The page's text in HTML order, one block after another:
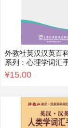
外教社英汉汉英百
系列：心理学词汇
¥15.00